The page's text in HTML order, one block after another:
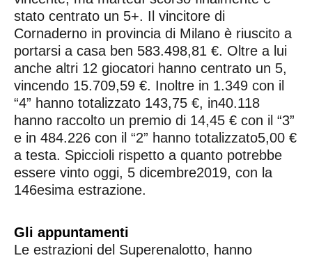
stato centrato un 5+. Il vincitore di
Cornaderno in provincia di Milano è riuscito a
portarsi a casa ben 583.498,81 €. Oltre a lui
anche altri 12 giocatori hanno centrato un 5,
vincendo 15.709,59 €. Inoltre in 1.349 con il
“4” hanno totalizzato 143,75 €, in40.118
hanno raccolto un premio di 14,45 € con il “3”
e in 484.226 con il “2” hanno totalizzato5,00 €
a testa. Spiccioli rispetto a quanto potrebbe
essere vinto oggi, 5 dicembre2019, con la
146esima estrazione.
Gli appuntamenti
Le estrazioni del Superenalotto, hanno